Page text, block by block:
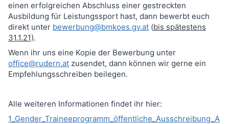
einen erfolgreichen Abschluss einer gestreckten
Ausbildung für Leistungssport hast, dann bewerbt euch
direkt unter bewerbung@bmkoes.gv.at (bis spätestens
31.1.21).
Wenn ihr uns eine Kopie der Bewerbung unter
office@rudern.at zusendet, dann können wir gerne ein
Empfehlungsschreiben beilegen.
Alle weiteren Informationen findet ihr hier:
1_Gender_Traineeprogramm_öffentliche_Ausschreibung_A